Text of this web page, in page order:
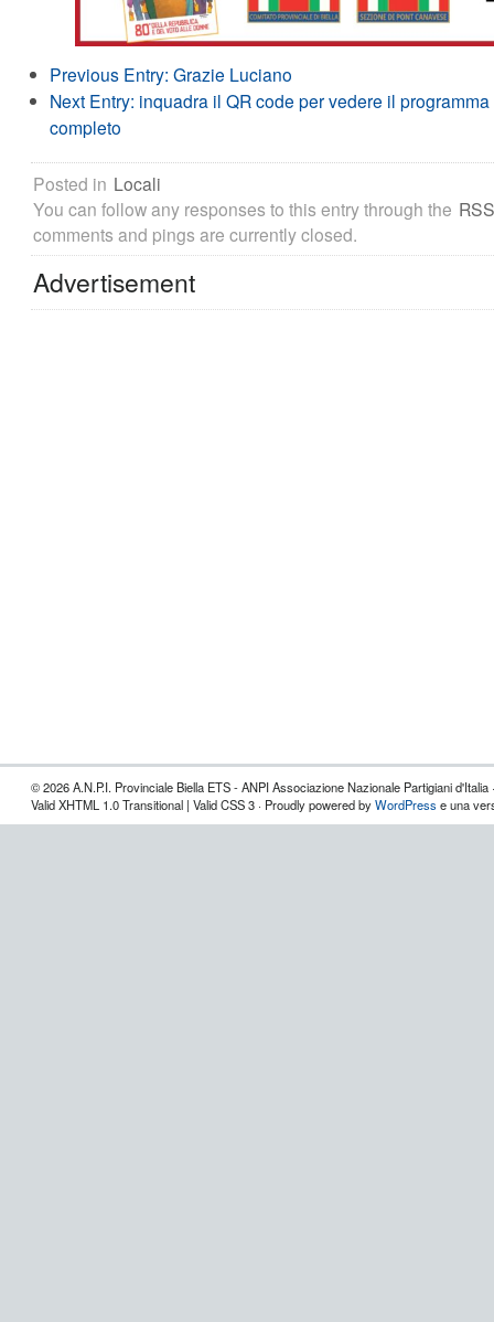
Previous Entry: Grazie Luciano
Next Entry: inquadra il QR code per vedere il
completo
Posted in Locali
You can follow any responses to this entry through the
comments and pings are currently closed.
Advertisement
© 2026 A.N.P.I. Provinciale Biella ETS - ANPI Associazione Nazionale Partigiani d'Italia
Valid XHTML 1.0 Transitional | Valid CSS 3 · Proudly powered byWordPress e una